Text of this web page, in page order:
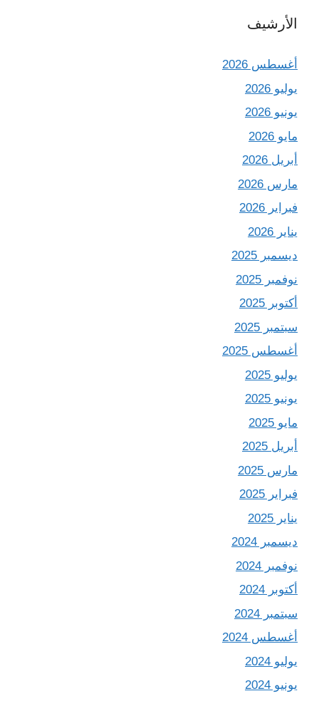
الأرشيف
أغسطس 2026
يوليو 2026
يونيو 2026
مايو 2026
أبريل 2026
مارس 2026
فبراير 2026
يناير 2026
ديسمبر 2025
نوفمبر 2025
أكتوبر 2025
سبتمبر 2025
أغسطس 2025
يوليو 2025
يونيو 2025
مايو 2025
أبريل 2025
مارس 2025
فبراير 2025
يناير 2025
ديسمبر 2024
نوفمبر 2024
أكتوبر 2024
سبتمبر 2024
أغسطس 2024
يوليو 2024
يونيو 2024